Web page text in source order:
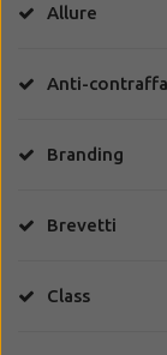
Allure
Anti-
Branding
Brevetti
Class